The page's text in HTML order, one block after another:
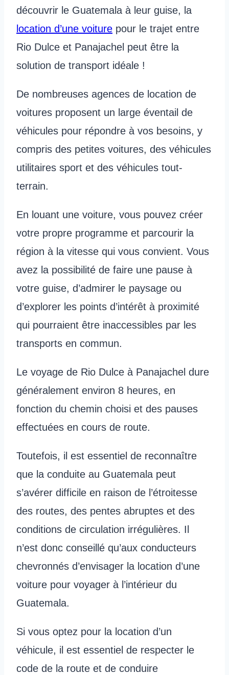
découvrir le Guatemala à leur guise, la
location d’une voiture pour le trajet entre
Rio Dulce et Panajachel peut être la
solution de transport idéale !
De nombreuses agences de location de
voitures proposent un large éventail de
véhicules pour répondre à vos besoins, y
compris des petites voitures, des véhicules
utilitaires sport et des véhicules tout-
terrain.
En louant une voiture, vous pouvez créer
votre propre programme et parcourir la
région à la vitesse qui vous convient. Vous
avez la possibilité de faire une pause à
votre guise, d’admirer le paysage ou
d’explorer les points d’intérêt à proximité
qui pourraient être inaccessibles par les
transports en commun.
Le voyage de Rio Dulce à Panajachel dure
généralement environ 8 heures, en
fonction du chemin choisi et des pauses
effectuées en cours de route.
Toutefois, il est essentiel de reconnaître
que la conduite au Guatemala peut
s’avérer difficile en raison de l’étroitesse
des routes, des pentes abruptes et des
conditions de circulation irrégulières. Il
n’est donc conseillé qu’aux conducteurs
chevronnés d’envisager la location d’une
voiture pour voyager à l’intérieur du
Guatemala.
Si vous optez pour la location d’un
véhicule, il est essentiel de respecter le
code de la route et de conduire